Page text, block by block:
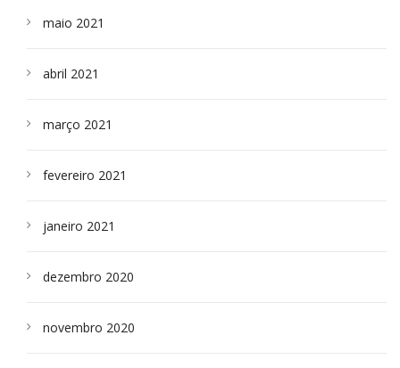
maio 2021
abril 2021
março 2021
fevereiro 2021
janeiro 2021
dezembro 2020
novembro 2020